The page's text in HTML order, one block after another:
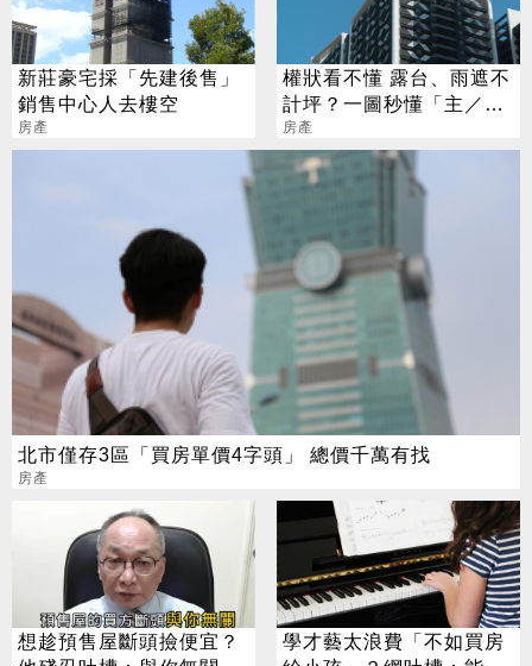
新莊豪宅採「先建後售」
銷售中心人去樓空
房產
權狀看不懂 露台、雨遮不
計坪？一圖秒懂「主／附
屬建物」
房產
北市僅存3區「買房單價4字頭」 總價千萬有找
房產
想趁預售屋斷頭撿便宜？
學才藝太浪費「不如買房